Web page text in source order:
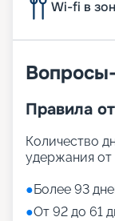
Wi-fi в
Правила
Количество
удержания от
●Более 93
●От 92 до 61